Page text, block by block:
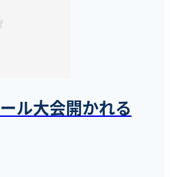
ル大会開かれる